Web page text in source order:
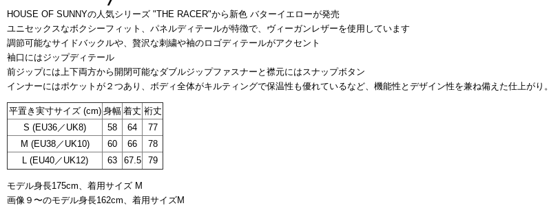
HOUSE OF SUNNYの人気シリーズ "THE RACER"から新色 バターイエローが発売
ユニセックスなボクシーフィット、パネルディテールが特徴で、ヴィーガンレザーを使用しています
調節可能なサイドバックルや、贅沢な刺繍や袖のロゴディテールがアクセント
袖口にはジップディテール
前ジップには上下両方から開閉可能なダブルジップファスナーと襟元にはスナップボタン
インナーにはポケットが２つあり、ボディ全体がキルティングで保温性も優れているなど、機能性とデザイン性を兼ね備えた仕上がり。
平置き実寸サイズ (cm) 身幅 着丈 裄丈
S (EU36／UK8)
58 64
77
M (EU38／UK10)
60 66
78
L (EU40／UK12)
63 67.5 79
モデル身長175cm、着用サイズ M
画像９〜のモデル身長162cm、着用サイズM